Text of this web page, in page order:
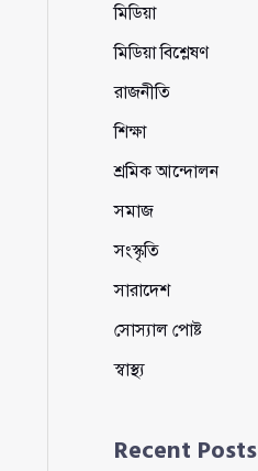
মিডিয়া
মিডিয়া বিশ্লেষণ
রাজনীতি
শিক্ষা
শ্রমিক আন্দোলন
সমাজ
সংস্কৃতি
সারাদেশ
সোস্যাল পোষ্ট
স্বাস্থ্য
Recent Posts